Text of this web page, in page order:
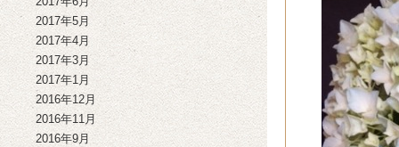
2017年5月
2017年4月
2017年3月
2017年1月
2016年12月
2016年11月
2016年9月